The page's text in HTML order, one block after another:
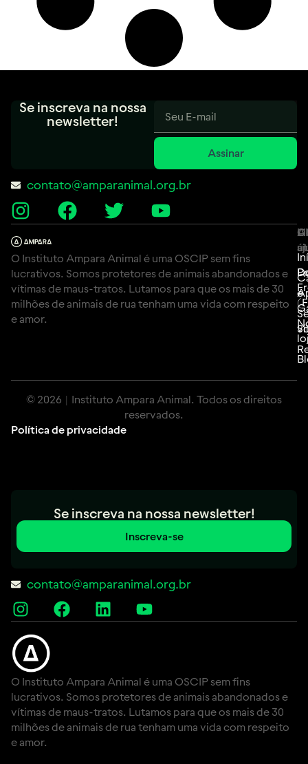
Se inscreva na nossa
newsletter!
Assinar
contato@amparanimal.org.br
O Instituto Ampara Animal é uma OSCIP sem fins
lucrativos. Somos protetores de animais abandonados e
vítimas de maus-tratos. Lutamos para que os mais de 30
milhões de animais de rua tenham uma vida com respeito
e amor.
e
© 2026 | Instituto Ampara Animal. Todos os direitos
reservados.
Política de privacidade
Se inscreva na nossa newsletter!
Inscreva-se
contato@amparanimal.org.br
O Instituto Ampara Animal é uma OSCIP sem fins
lucrativos. Somos protetores de animais abandonados e
vítimas de maus-tratos. Lutamos para que os mais de 30
milhões de animais de rua tenham uma vida com respeito
e amor.